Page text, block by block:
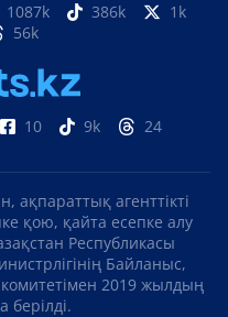
1087k 386k
1k
56k
10 9k 24
ақпараттық агенттікті
қою, қайта есепке алу
Республикасы
Байланыс,
2019 жылдың
берілді.